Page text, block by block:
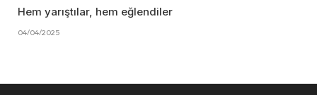
Hem yarıştılar, hem eğlendiler
04/04/2025